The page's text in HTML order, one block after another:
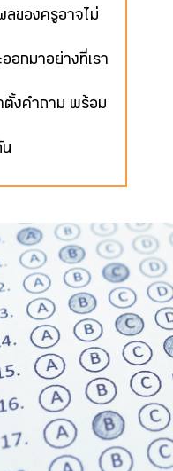
ลของครูอาจไม่
ออกมาอย่างที่เรา
ตั้งคำถาม พร้อม
น